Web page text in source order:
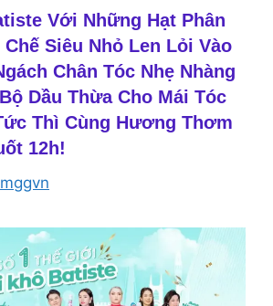
Với Những Hạt Phân
Siêu Nhỏ Len Lỏi Vào
Chân Tóc Nhẹ Nhàng
Dầu Thừa Cho Mái Tóc
Thì Cùng Hương Thơm
12h!
mggvn